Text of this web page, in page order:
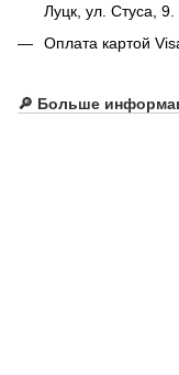
Луцк, ул. Стуса, 9.
Оплата картой
🔎 Больше